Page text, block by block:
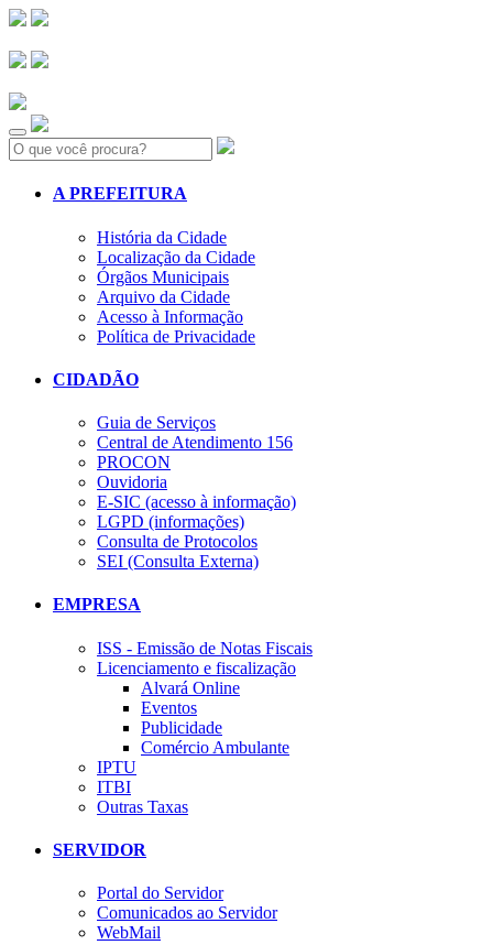
Search:
A PREFEITURA
História da Cidade
Localização da Cidade
Órgãos Municipais
Arquivo da Cidade
Acesso à Informação
Política de Privacidade
CIDADÃO
Guia de Serviços
Central de Atendimento 156
PROCON
Ouvidoria
E-SIC (acesso à informação)
LGPD (informações)
Consulta de Protocolos
SEI (Consulta Externa)
EMPRESA
ISS - Emissão de Notas Fiscais
Licenciamento e fiscalização
Alvará Online
Eventos
Publicidade
Comércio Ambulante
IPTU
ITBI
Outras Taxas
SERVIDOR
Portal do Servidor
Comunicados ao Servidor
WebMail